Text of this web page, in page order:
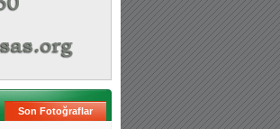
Son Fotoğraflar